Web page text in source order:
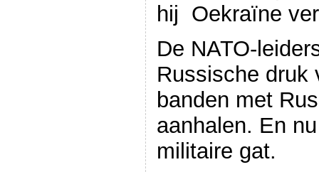
hij Oekraïne
De NATO-
Russische druk
banden met
aanhalen. En
militaire gat.